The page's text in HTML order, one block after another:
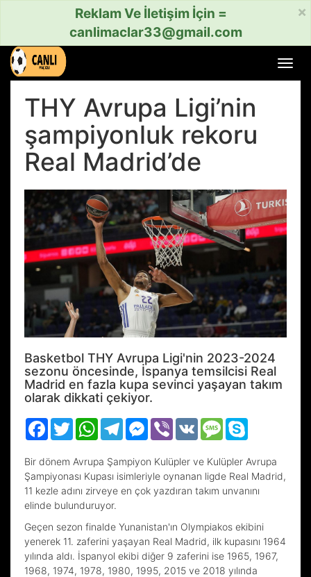
×
Reklam Ve İletişim İçin =
canlimaclar33@gmail.com
aç
THY Avrupa Ligi’nin
şampiyonluk rekoru
Real Madrid’de
Basketbol THY Avrupa Ligi'nin 2023-2024
sezonu öncesinde, İspanya temsilcisi Real
Madrid en fazla kupa sevinci yaşayan takım
olarak dikkati çekiyor.
Facebook
TwitterWhatsAppTelegramMessenger
Viber VK Message
Bir dönem Avrupa Şampiyon Kulüpler ve Kulüpler Avrupa
Şampiyonası Kupası isimleriyle oynanan ligde Real Madrid,
11 kezle adını zirveye en çok yazdıran takım unvanını
elinde bulunduruyor.
Geçen sezon finalde Yunanistan'ın Olympiakos ekibini
yenerek 11. zaferini yaşayan Real Madrid, ilk kupasını 1964
yılında aldı. İspanyol ekibi diğer 9 zaferini ise 1965, 1967,
1968, 1974, 1978, 1980, 1995, 2015 ve 2018 yılında